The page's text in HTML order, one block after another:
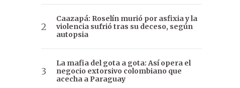
Caazapá: Roselín murió por asfixia y la
violencia sufrió tras su deceso, según
autopsia
La mafia del gota a gota: Así opera el
negocio extorsivo colombiano que
acecha a Paraguay